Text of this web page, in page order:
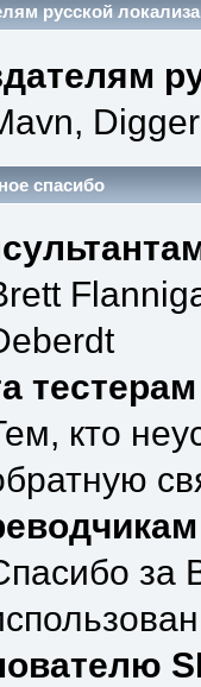
русской
спасибо
тестерам
кто
за